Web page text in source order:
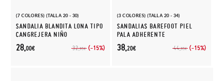
(7 COLORES) (TALLA 20 - 30)
SANDALIA BLANDITA LONA TIPO
CANGREJERA NIÑO
32,95€ (-15%)
28,00€
(3 COLORES) (TALLA 20 - 34)
SANDALIAS BAREFOOT PIEL
PALA ADHERENTE
44,95€ (-15%)
38,20€